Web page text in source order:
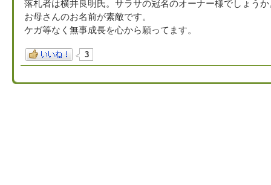
落札者は横井良明氏。サラサの冠名のオーナー様でしょうか
お母さんのお名前が素敵です。
ケガ等なく無事成長を心から願ってます。
3